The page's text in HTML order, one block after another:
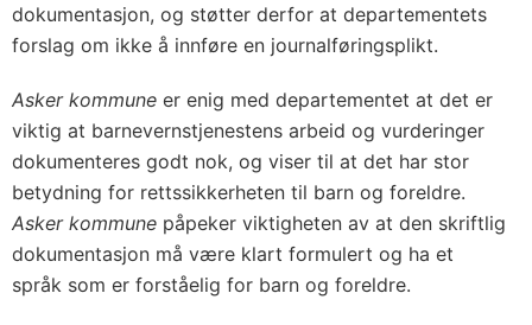
dokumentasjon, og støtter derfor at departementets
forslag om ikke å innføre en journalføringsplikt.
Asker kommune er enig med departementet at det er
viktig at barnevernstjenestens arbeid og vurderinger
dokumenteres godt nok, og viser til at det har stor
betydning for rettssikkerheten til barn og foreldre.
Asker kommune påpeker viktigheten av at den skriftlig
dokumentasjon må være klart formulert og ha et
språk som er forståelig for barn og foreldre.